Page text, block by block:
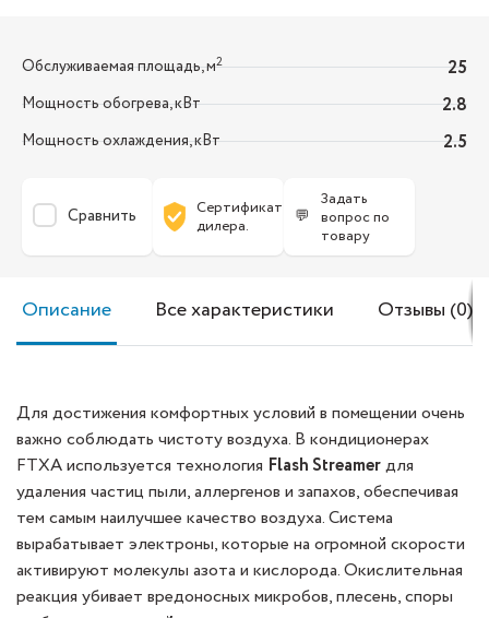
Обслуживаемая площадь, м2 25
Мощность обогрева, кВт 2.8
Мощность охлаждения, кВт 2.5
Сравнить
Сертификат
дилера.
💬
Задать
вопрос по
товару
Описание Все характеристики Отзывы (0)
Для достижения комфортных условий в помещении очень
важно соблюдать чистоту воздуха. В кондиционерах
FTXA используется технология Flash Streamerдля
удаления частиц пыли, аллергенов и запахов, обеспечивая
тем самым наилучшее качество воздуха. Система
вырабатывает электроны, которые на огромной скорости
активируют молекулы азота и кислорода. Окислительная
реакция убивает вредоносных микробов, плесень, споры